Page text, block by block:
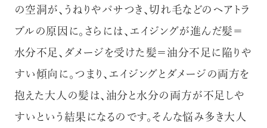
の空洞が、うねりやパサつき、切れ毛などのヘアトラ
ブルの原因に。さらには、エイジングが進んだ髪＝
水分不足、ダメージを受けた髪＝油分不足に陥りや
すい傾向に。つまり、エイジングとダメージの両方を
抱えた大人の髪は、油分と水分の両方が不足しや
すいという結果になるのです。そんな悩み多き大人